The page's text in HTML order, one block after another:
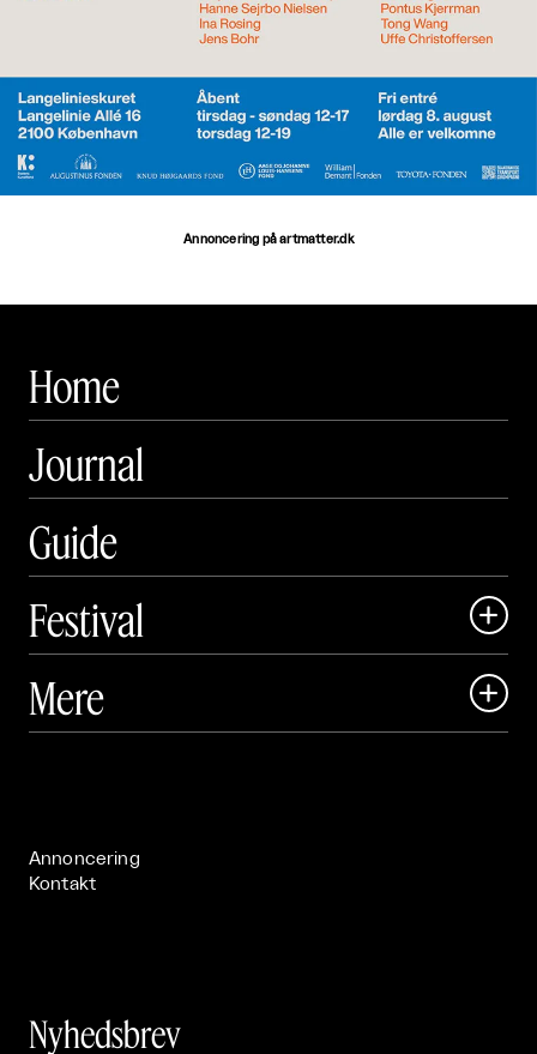
Annoncering på artmatter.dk
Home
Journal
Guide
Festival

 Art Matter Festival
Mere 
Annoncering
Kontakt
Nyhedsbrev